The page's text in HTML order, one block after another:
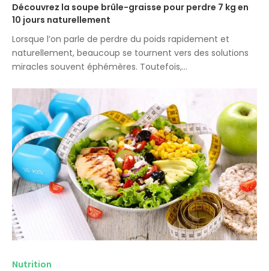
Découvrez la soupe brûle-graisse pour perdre 7 kg en
10 jours naturellement
Lorsque l’on parle de perdre du poids rapidement et
naturellement, beaucoup se tournent vers des solutions
miracles souvent éphémères. Toutefois,…
Nutrition